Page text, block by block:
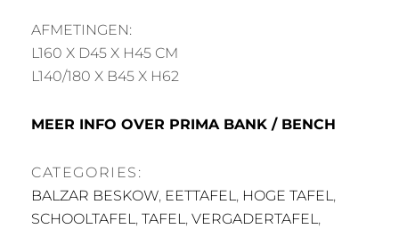
AFMETINGEN:
L160 X D45 X H45 CM
L140/180 X B45 X H62
MEER INFO OVER PRIMA BANK / BENCH
CATEGORIES:
BALZAR BESKOW, EETTAFEL, HOGE TAFEL,
SCHOOLTAFEL, TAFEL, VERGADERTAFEL,